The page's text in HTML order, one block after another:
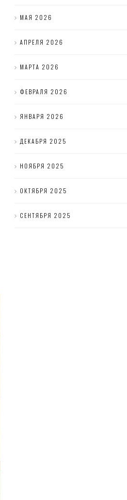
МАЯ 2026
АПРЕЛЯ 2026
МАРТА 2026
ФЕВРАЛЯ 2026
ЯНВАРЯ 2026
ДЕКАБРЯ 2025
НОЯБРЯ 2025
ОКТЯБРЯ 2025
СЕНТЯБРЯ 2025